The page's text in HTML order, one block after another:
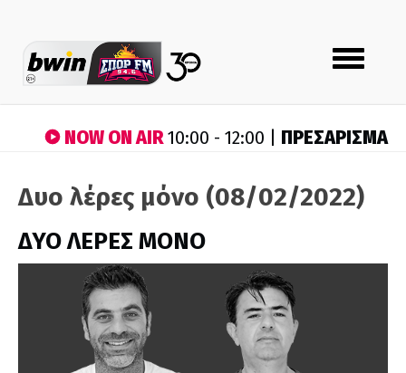
Toggle
navigation
NOW ON AIR10:00 - 12:00 | ΠΡΕΣΑΡΙΣΜΑ
Δυο λέρες μόνο (08/02/2022)
ΔΥΟ ΛΕΡΕΣ ΜΟΝΟ